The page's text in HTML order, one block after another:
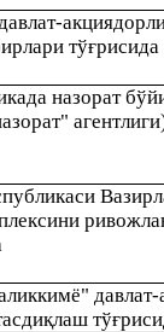
тўғрисида
назорат
қлаш тўғ